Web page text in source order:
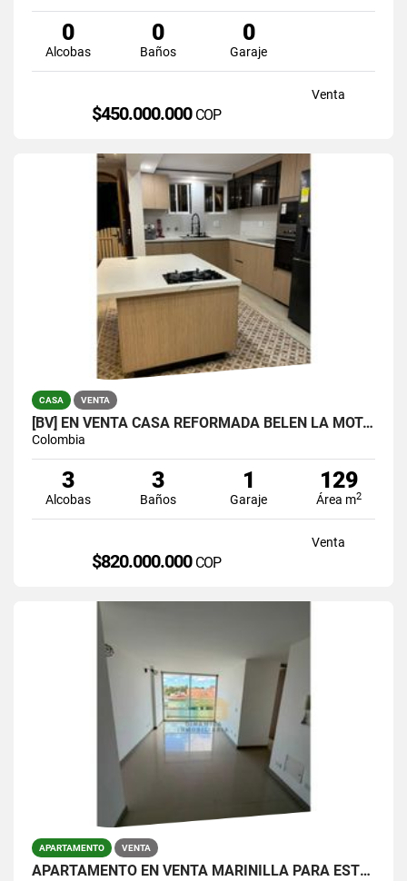
0
Alcobas
0
Baños
0
Garaje
Venta
$450.000.000 COP
CASA VENTA
[BV] EN VENTA CASA REFORMADA BELÉN LA MOTA, MEDELLÍN, ANTIOQUIA
Colombia
3
Alcobas
3
Baños
1
Garaje
129
Área m2
Venta
$820.000.000 COP
APARTAMENTO VENTA
APARTAMENTO EN VENTA MARINILLA PARA ESTRENAR